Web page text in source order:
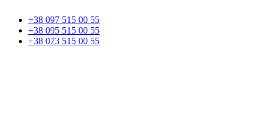
+38 097 515 00 55
+38 095 515 00 55
+38 073 515 00 55